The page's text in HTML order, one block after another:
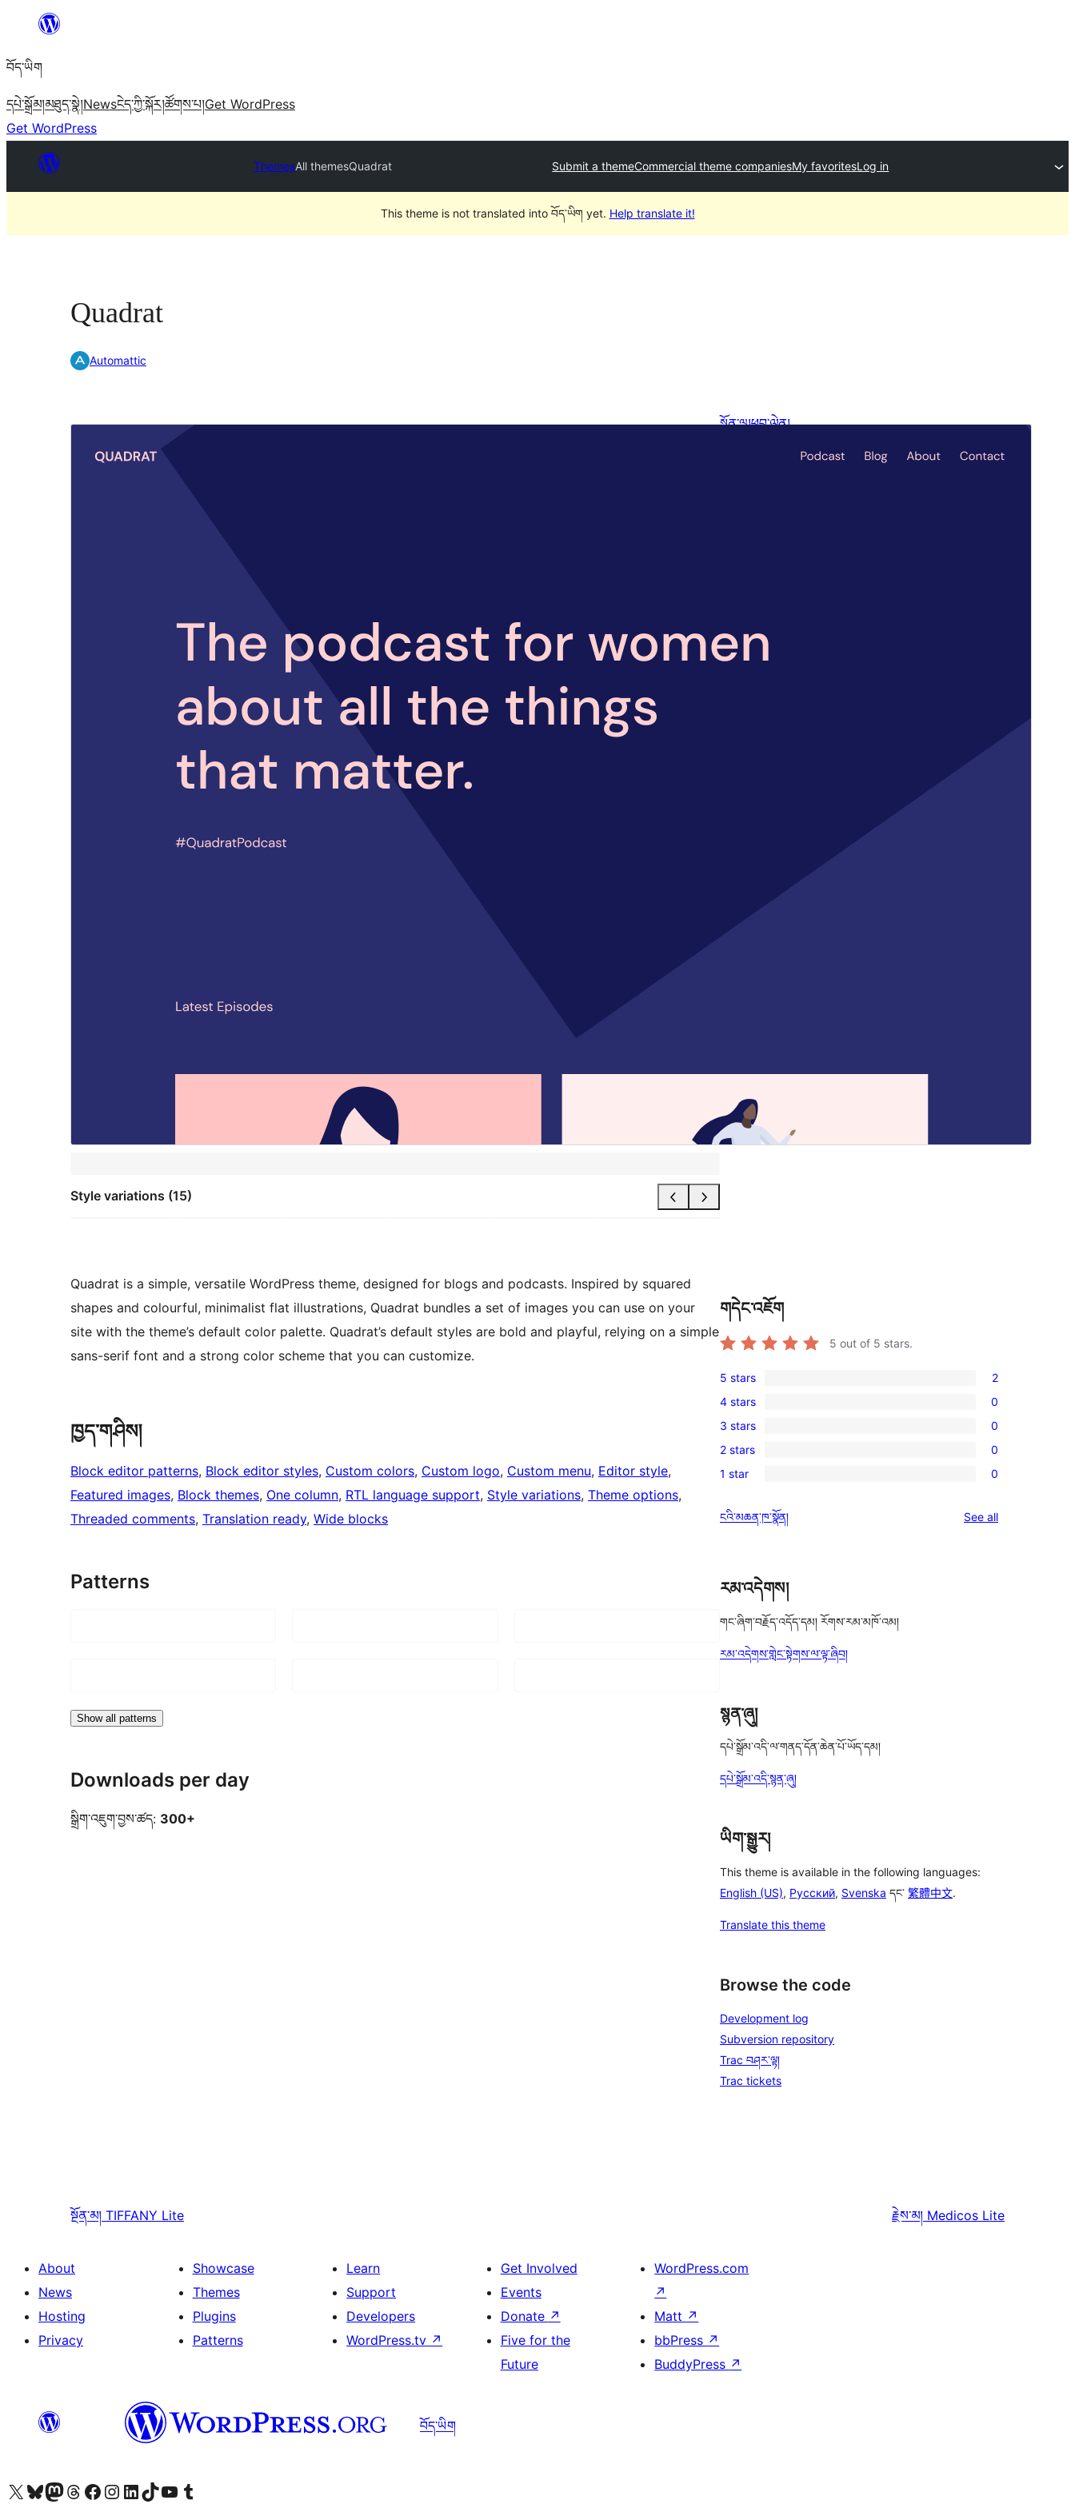
content
བོད་ཡིག
དཔེ་སྒྲོམ།མཐུད་སྣེ།Newsངེད་ཀྱི་སྐོར།ཚོགས་པ།Get WordPress
Get WordPress
ThemesAll themesQuadrat Submit a themeCommercial theme companiesMy favoritesLog in
This theme is not translated into བོད་ཡིག yet. Help translate it!
Quadrat
Automattic
Style variations (15)
སྔོན་ལྟ།ཕབ་ལེན།
Quadrat is a simple, versatile WordPress theme, designed for blogs and podcasts. Inspired by squared
shapes and colourful, minimalist flat illustrations, Quadrat bundles a set of images you can use on your
site with the theme’s default color palette. Quadrat’s default styles are bold and playful, relying on a simple
sans-serif font and a strong color scheme that you can customize.
ཁྱད་གཤིས།
Block editor patterns, Block editor styles, Custom colors, Custom logo, Custom menu, Editor style
Featured images, Block themes, One column, RTL language support, Style variations, Theme options
Threaded comments, Translation ready, Wide blocks
Patterns
Show all patterns
Downloads per day
སྒྲིག་འཇུག་བྱས་ཚད: 300+
གདེང་འཇོག
5 out of 5 stars.
5-
star
reviews
5 stars 2
4-
star
reviews
4 stars 0
0
3-
star
3 stars 0
2-
reviews
2 stars 0
star
1 star 0
ངའི་མཆན་ཁ་སྣོན། See allreviews
རམ་འདེགས།
གང་ཞིག་བརྗོད་འདོད་དམ། རོགས་རམ་མཁོ་འམ།
རམ་འདེགས་གླེང་སྟེགས་ལ་ལྟ་ཞིབ།
སྙན་ཞུ།
དཔེ་སྒྲོམ་འདི་ལ་གནད་དོན་ཆེན་པོ་ཡོད་དམ།
དཔེ་སྒྲོམ་འདི་སྙན་ཞུ།
ཡིག་སྒྱུར།
This theme is available in the following languages:
English (US), Русский, Svenska དང་ 繁體中文.
Translate this theme
Browse the code
Development log
Subversion repository
Trac བཤར་ལྟ།
Trac tickets
སྔོན་མ། TIFFANY Lite རྗེས་མ། Medicos Lite
About
News
Hosting
Privacy
Showcase
Themes
Plugins
Patterns
Learn
Support
Developers
WordPress.tv ↗
Get Involved
Events
Donate ↗
Five for the
Future
WordPress.com
↗
Matt ↗
bbPress ↗
BuddyPress ↗
བོད་ཡིག
Visit our X (formerly Twitter) account
Visit our Bluesky account
Visit our Mastodon account
Visit our Threads account
Visit our Facebook page
Visit our Instagram account
Visit our LinkedIn account
Visit our TikTok account
Visit our YouTube channel
Visit our Tumblr account